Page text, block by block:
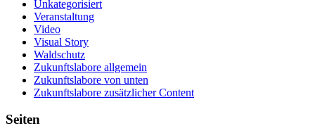
Unkategorisiert
Veranstaltung
Video
Visual Story
Waldschutz
Zukunftslabore allgemein
Zukunftslabore von unten
Zukunftslabore zusätzlicher Content
Seiten